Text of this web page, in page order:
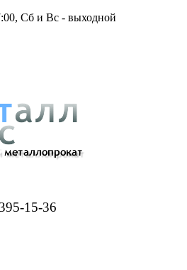
Сб и Вс - выходной
15-36